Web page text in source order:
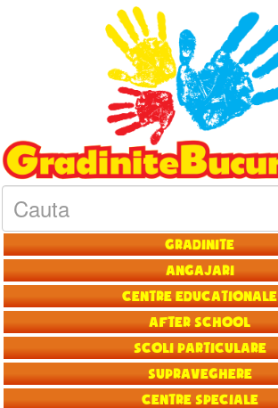
Gradinite
Angajari
Centre educationale
After School
Scoli particulare
Supraveghere
Centre speciale